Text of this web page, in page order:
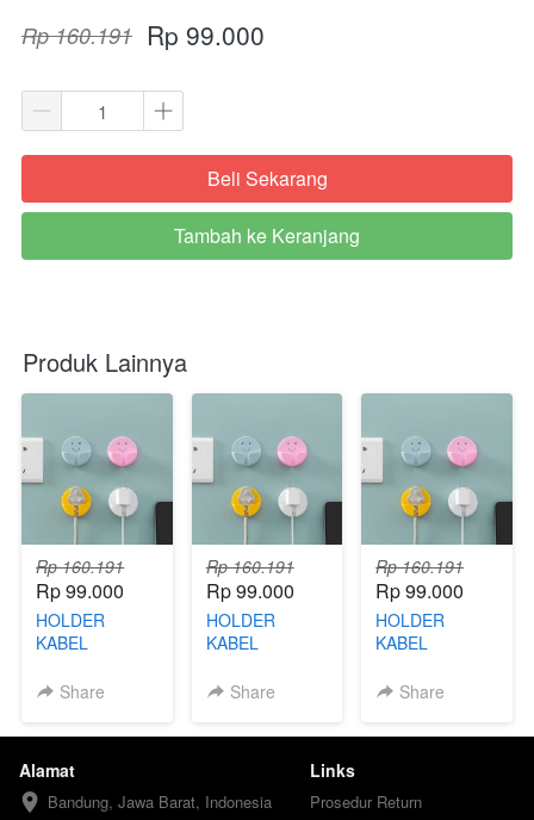
Rp 160.191 Rp 99.000
`Beli Sekarang
`
Tambah ke Keranjang
Produk Lainnya
Rp 160.191
Rp 99.000
HOLDER
KABEL
Share
Rp 160.191
Rp 99.000
HOLDER
KABEL
Share
Rp 160.191
Rp 99.000
HOLDER
KABEL
Share
Alamat
Bandung, Jawa Barat, Indonesia
Links
Prosedur Return